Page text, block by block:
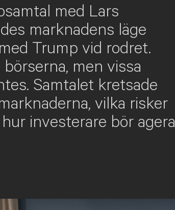
med Lars
marknadens läge
Trump vid rodret.
men vissa
Samtalet kretsade
vilka risker
investerare bör agera